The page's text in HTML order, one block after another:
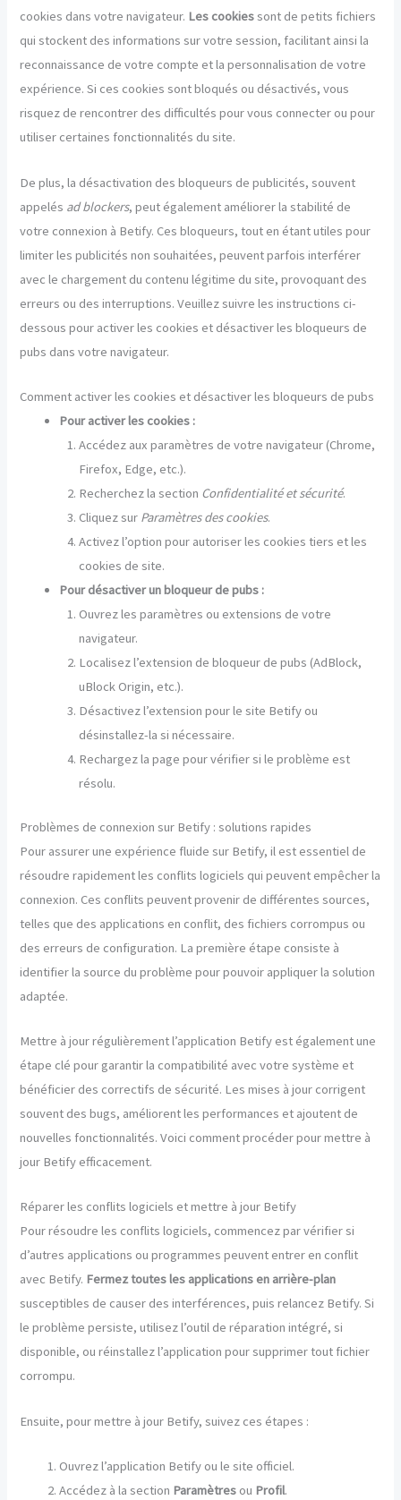
cookies dans votre navigateur. Les cookiessont de petits fichiers
qui stockent des informations sur votre session, facilitant ainsi la
reconnaissance de votre compte et la personnalisation de votre
expérience. Si ces cookies sont bloqués ou désactivés, vous
risquez de rencontrer des difficultés pour vous connecter ou pour
utiliser certaines fonctionnalités du site.
De plus, la désactivation des bloqueurs de publicités, souvent
appelés ad blockers, peut également améliorer la stabilité de
votre connexion à Betify. Ces bloqueurs, tout en étant utiles pour
limiter les publicités non souhaitées, peuvent parfois interférer
avec le chargement du contenu légitime du site, provoquant des
erreurs ou des interruptions. Veuillez suivre les instructions ci-
dessous pour activer les cookies et désactiver les bloqueurs de
pubs dans votre navigateur.
Comment activer les cookies et désactiver les bloqueurs de pubs
Pour activer les cookies :
Accédez aux paramètres de votre navigateur (Chrome,
Firefox, Edge, etc.).
Recherchez la section Confidentialité et sécurité.
Cliquez sur Paramètres des cookies.
Activez l’option pour autoriser les cookies tiers et les
cookies de site.
Pour désactiver un bloqueur de pubs :
Ouvrez les paramètres ou extensions de votre
navigateur.
Localisez l’extension de bloqueur de pubs (AdBlock,
uBlock Origin, etc.).
Désactivez l’extension pour le site Betify ou
désinstallez-la si nécessaire.
Rechargez la page pour vérifier si le problème est
résolu.
Problèmes de connexion sur Betify : solutions rapides
Pour assurer une expérience fluide sur Betify, il est essentiel de
résoudre rapidement les conflits logiciels qui peuvent empêcher la
connexion. Ces conflits peuvent provenir de différentes sources,
telles que des applications en conflit, des fichiers corrompus ou
des erreurs de configuration. La première étape consiste à
identifier la source du problème pour pouvoir appliquer la solution
adaptée.
Mettre à jour régulièrement l’application Betify est également une
étape clé pour garantir la compatibilité avec votre système et
bénéficier des correctifs de sécurité. Les mises à jour corrigent
souvent des bugs, améliorent les performances et ajoutent de
nouvelles fonctionnalités. Voici comment procéder pour mettre à
jour Betify efficacement.
Réparer les conflits logiciels et mettre à jour Betify
Pour résoudre les conflits logiciels, commencez par vérifier si
d’autres applications ou programmes peuvent entrer en conflit
avec Betify. Fermez toutes les applications en arrière-plan
susceptibles de causer des interférences, puis relancez Betify. Si
le problème persiste, utilisez l’outil de réparation intégré, si
disponible, ou réinstallez l’application pour supprimer tout fichier
corrompu.
Ensuite, pour mettre à jour Betify, suivez ces étapes :
Ouvrez l’application Betify ou le site officiel.
Accédez à la section Paramètres ou Profil.